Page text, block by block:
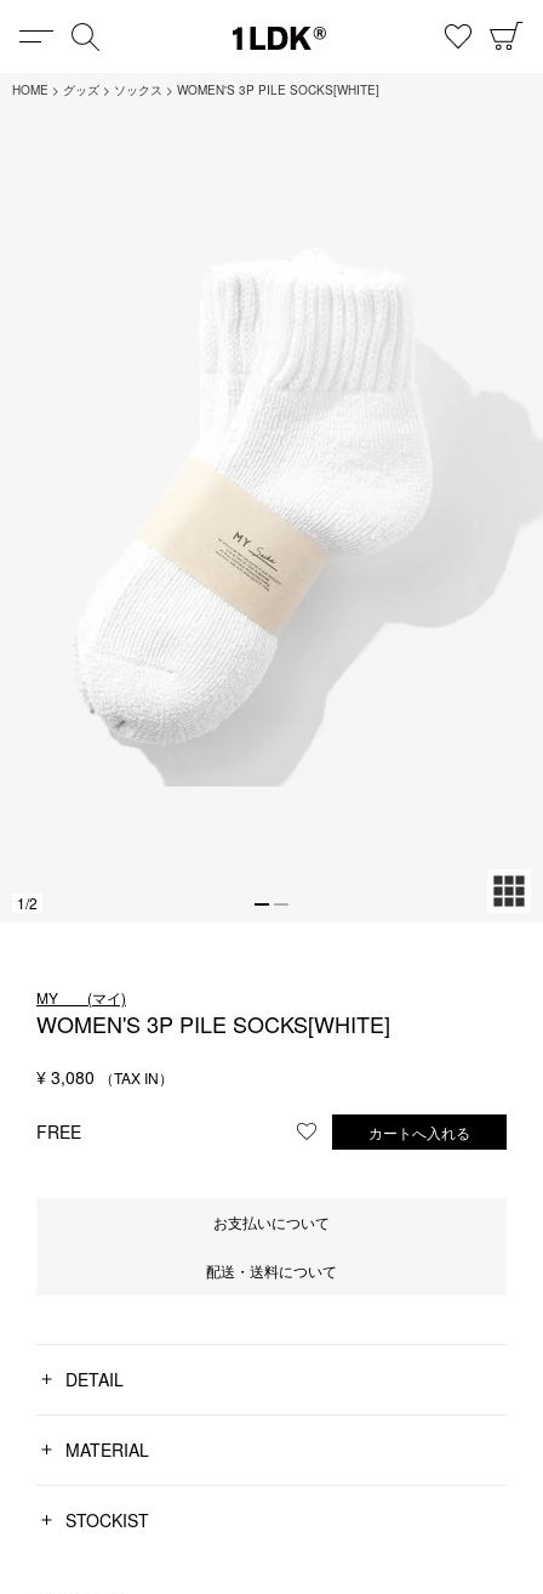
MENU お気に
UNIVERSAL PRODUCTS.
MY___
SEARCH
HOME グッズ ソックス WOMEN'S 3P PILE SOCKS[WHITE]
1/2
MY___ (マイ)
WOMEN'S 3P PILE SOCKS[WHITE]
¥ 3,080
FREE お気に入りに登録する
カートへ入れる
お支払いについて
配送・送料について
DETAIL
MATERIAL
STOCKIST